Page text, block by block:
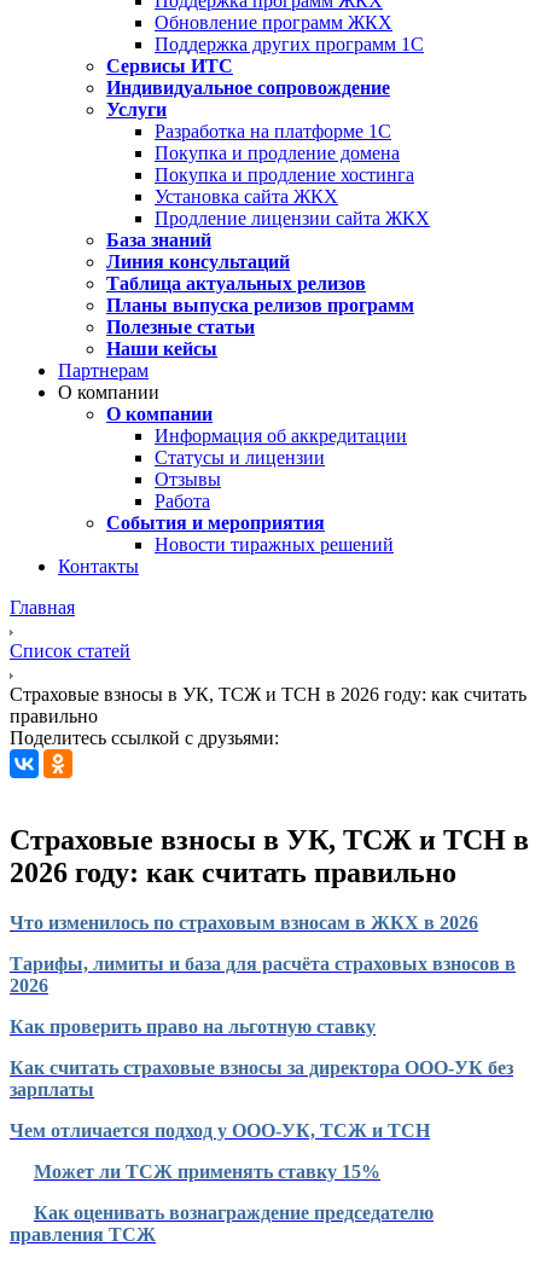
Обновление программ ЖКХ
Поддержка других программ 1С
Сервисы ИТС
Индивидуальное сопровождение
Услуги
Разработка на платформе 1С
Покупка и продление домена
Покупка и продление хостинга
Установка сайта ЖКХ
Продление лицензии сайта ЖКХ
База знаний
Линия консультаций
Таблица актуальных релизов
Планы выпуска релизов программ
Полезные статьи
Наши кейсы
Партнерам
О компании
О компании
Информация об аккредитации
Статусы и лицензии
Отзывы
Работа
События и мероприятия
Новости тиражных решений
Контакты
Главная
Список статей
Страховые взносы в УК, ТСЖ и ТСН в 2026 году: как считать
правильно
Поделитесь ссылкой с друзьями:
Страховые взносы в УК, ТСЖ и ТСН в
2026 году: как считать правильно
Что изменилось по страховым взносам в ЖКХ в 2026
Тарифы, лимиты и база для расчёта страховых взносов в
2026
Как проверить право на льготную ставку
Как считать страховые взносы за директора ООО-УК без
зарплаты
Чем отличается подход у ООО-УК, ТСЖ и ТСН
Может ли ТСЖ применять ставку 15%
Как оценивать вознаграждение председателю
правления ТСЖ